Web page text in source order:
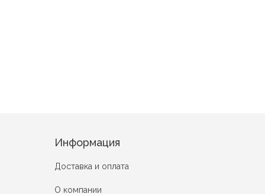
Информация
Доставка и оплата
О компании